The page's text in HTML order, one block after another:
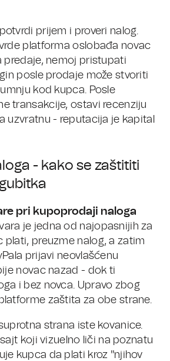
prijem i proveri nalog.
platforma oslobađa novac
predaje, nemoj pristupati
posle prodaje može stvoriti
kod kupca. Posle
transakcije, ostavi recenziju
uzvratnu - reputacija je kapital
- kako se zaštititi
pri kupoprodaji naloga
je jedna od najopasnijih za
plati, preuzme nalog, a zatim
prijavi neovlašćenu
novac nazad - dok ti
i bez novca. Upravo zbog
zaštita za obe strane.
strana iste kovanice.
koji vizuelno liči na poznatu
kupca da plati kroz "njihov